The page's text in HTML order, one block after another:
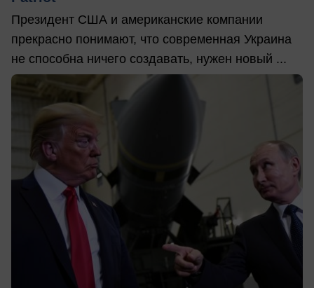
Президент США и американские компании
прекрасно понимают, что современная Украина
не способна ничего создавать, нужен новый ...